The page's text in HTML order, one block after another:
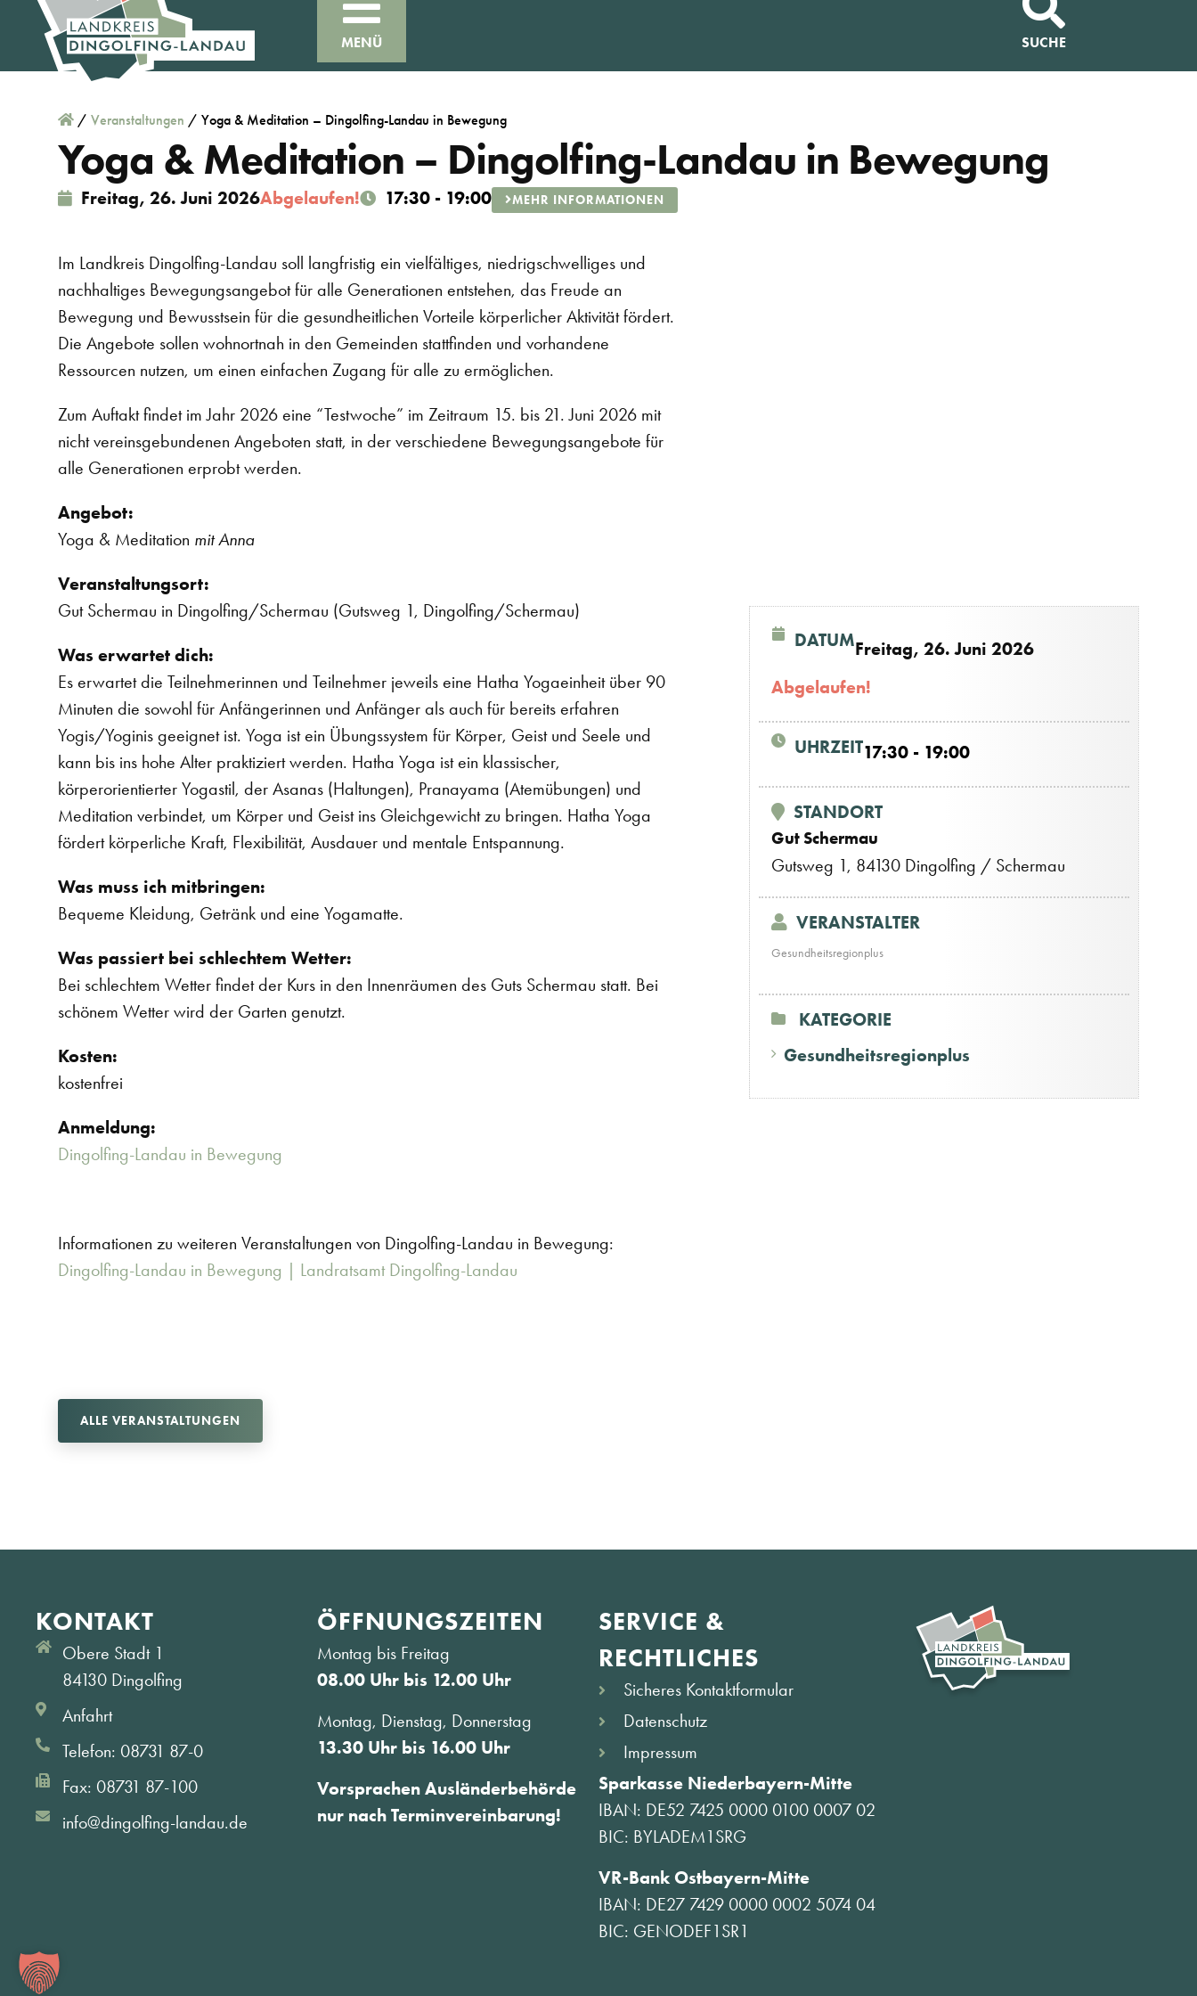
MENÜ SUCHE
/ Veranstaltungen / Yoga & Meditation – Dingolfing-Landau in Bewegung
Yoga & Meditation – Dingolfing-Landau in Bewegung
Freitag, 26. Juni 2026Abgelaufen! 17:30 - 19:00 MEHR INFORMATIONEN
Im Landkreis Dingolfing-Landau soll langfristig ein vielfältiges, niedrigschwelliges und
nachhaltiges Bewegungsangebot für alle Generationen entstehen, das Freude an
Bewegung und Bewusstsein für die gesundheitlichen Vorteile körperlicher Aktivität fördert.
Die Angebote sollen wohnortnah in den Gemeinden stattfinden und vorhandene
Ressourcen nutzen, um einen einfachen Zugang für alle zu ermöglichen.
Zum Auftakt findet im Jahr 2026 eine “Testwoche” im Zeitraum 15. bis 21. Juni 2026 mit
nicht vereinsgebundenen Angeboten statt, in der verschiedene Bewegungsangebote für
alle Generationen erprobt werden.
Angebot:
Yoga & Meditation mit Anna
Veranstaltungsort:
Gut Schermau in Dingolfing/Schermau (Gutsweg 1, Dingolfing/Schermau)
Was erwartet dich:
Es erwartet die Teilnehmerinnen und Teilnehmer jeweils eine Hatha Yogaeinheit über 90
Minuten die sowohl für Anfängerinnen und Anfänger als auch für bereits erfahren
Yogis/Yoginis geeignet ist. Yoga ist ein Übungssystem für Körper, Geist und Seele und
kann bis ins hohe Alter praktiziert werden. Hatha Yoga ist ein klassischer,
körperorientierter Yogastil, der Asanas (Haltungen), Pranayama (Atemübungen) und
Meditation verbindet, um Körper und Geist ins Gleichgewicht zu bringen. Hatha Yoga
fördert körperliche Kraft, Flexibilität, Ausdauer und mentale Entspannung.
Was muss ich mitbringen:
Bequeme Kleidung, Getränk und eine Yogamatte.
Was passiert bei schlechtem Wetter:
Bei schlechtem Wetter findet der Kurs in den Innenräumen des Guts Schermau statt. Bei
schönem Wetter wird der Garten genutzt.
Kosten:
kostenfrei
Anmeldung:
Dingolfing-Landau in Bewegung
Informationen zu weiteren Veranstaltungen von Dingolfing-Landau in Bewegung:
Dingolfing-Landau in Bewegung | Landratsamt Dingolfing-Landau
ALLE VERANSTALTUNGEN
DATUMFreitag, 26. Juni 2026
Abgelaufen!
UHRZEIT17:30 - 19:00
STANDORT
Gut Schermau
Gutsweg 1, 84130 Dingolfing / Schermau
VERANSTALTER
Gesundheitsregionplus
KATEGORIE
Gesundheitsregionplus
KONTAKT
Obere Stadt 1
84130 Dingolfing
Anfahrt
Telefon: 08731 87-0
Fax: 08731 87-100
info@dingolfing-landau.de
ÖFFNUNGS­ZEITEN
Montag bis Freitag
08.00 Uhr bis 12.00 Uhr
Montag, Dienstag, Donnerstag
13.30 Uhr bis 16.00 Uhr
Vorsprachen Ausländerbehörde
nur nach Terminvereinbarung!
SERVICE &
RECHTLICHES
Sicheres Kontaktformular
Datenschutz
Impressum
Sparkasse Niederbayern-Mitte
IBAN: DE52 7425 0000 0100 0007 02
BIC: BYLADEM1SRG
VR-Bank Ostbayern-Mitte
IBAN: DE27 7429 0000 0002 5074 04
BIC: GENODEF1SR1